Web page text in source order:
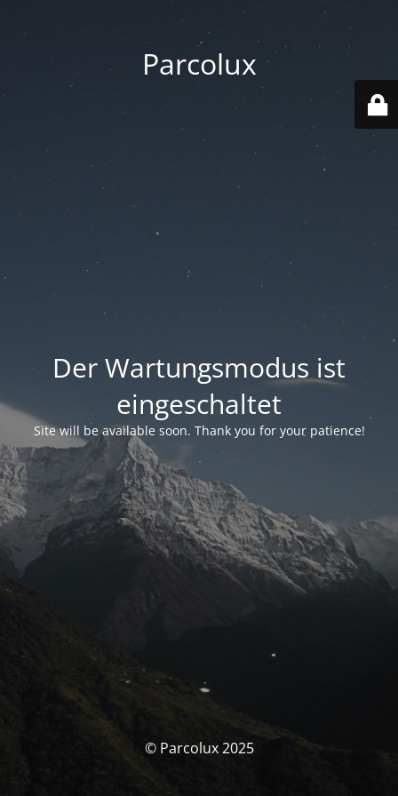
Parcolux
Der Wartungsmodus ist
eingeschaltet
Site will be available soon. Thank you for your patience!
© Parcolux 2025